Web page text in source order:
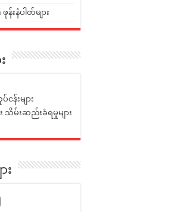
းနံပါတ်များ
းများ
သိမ်းဆည်းခံရမှုများ
း